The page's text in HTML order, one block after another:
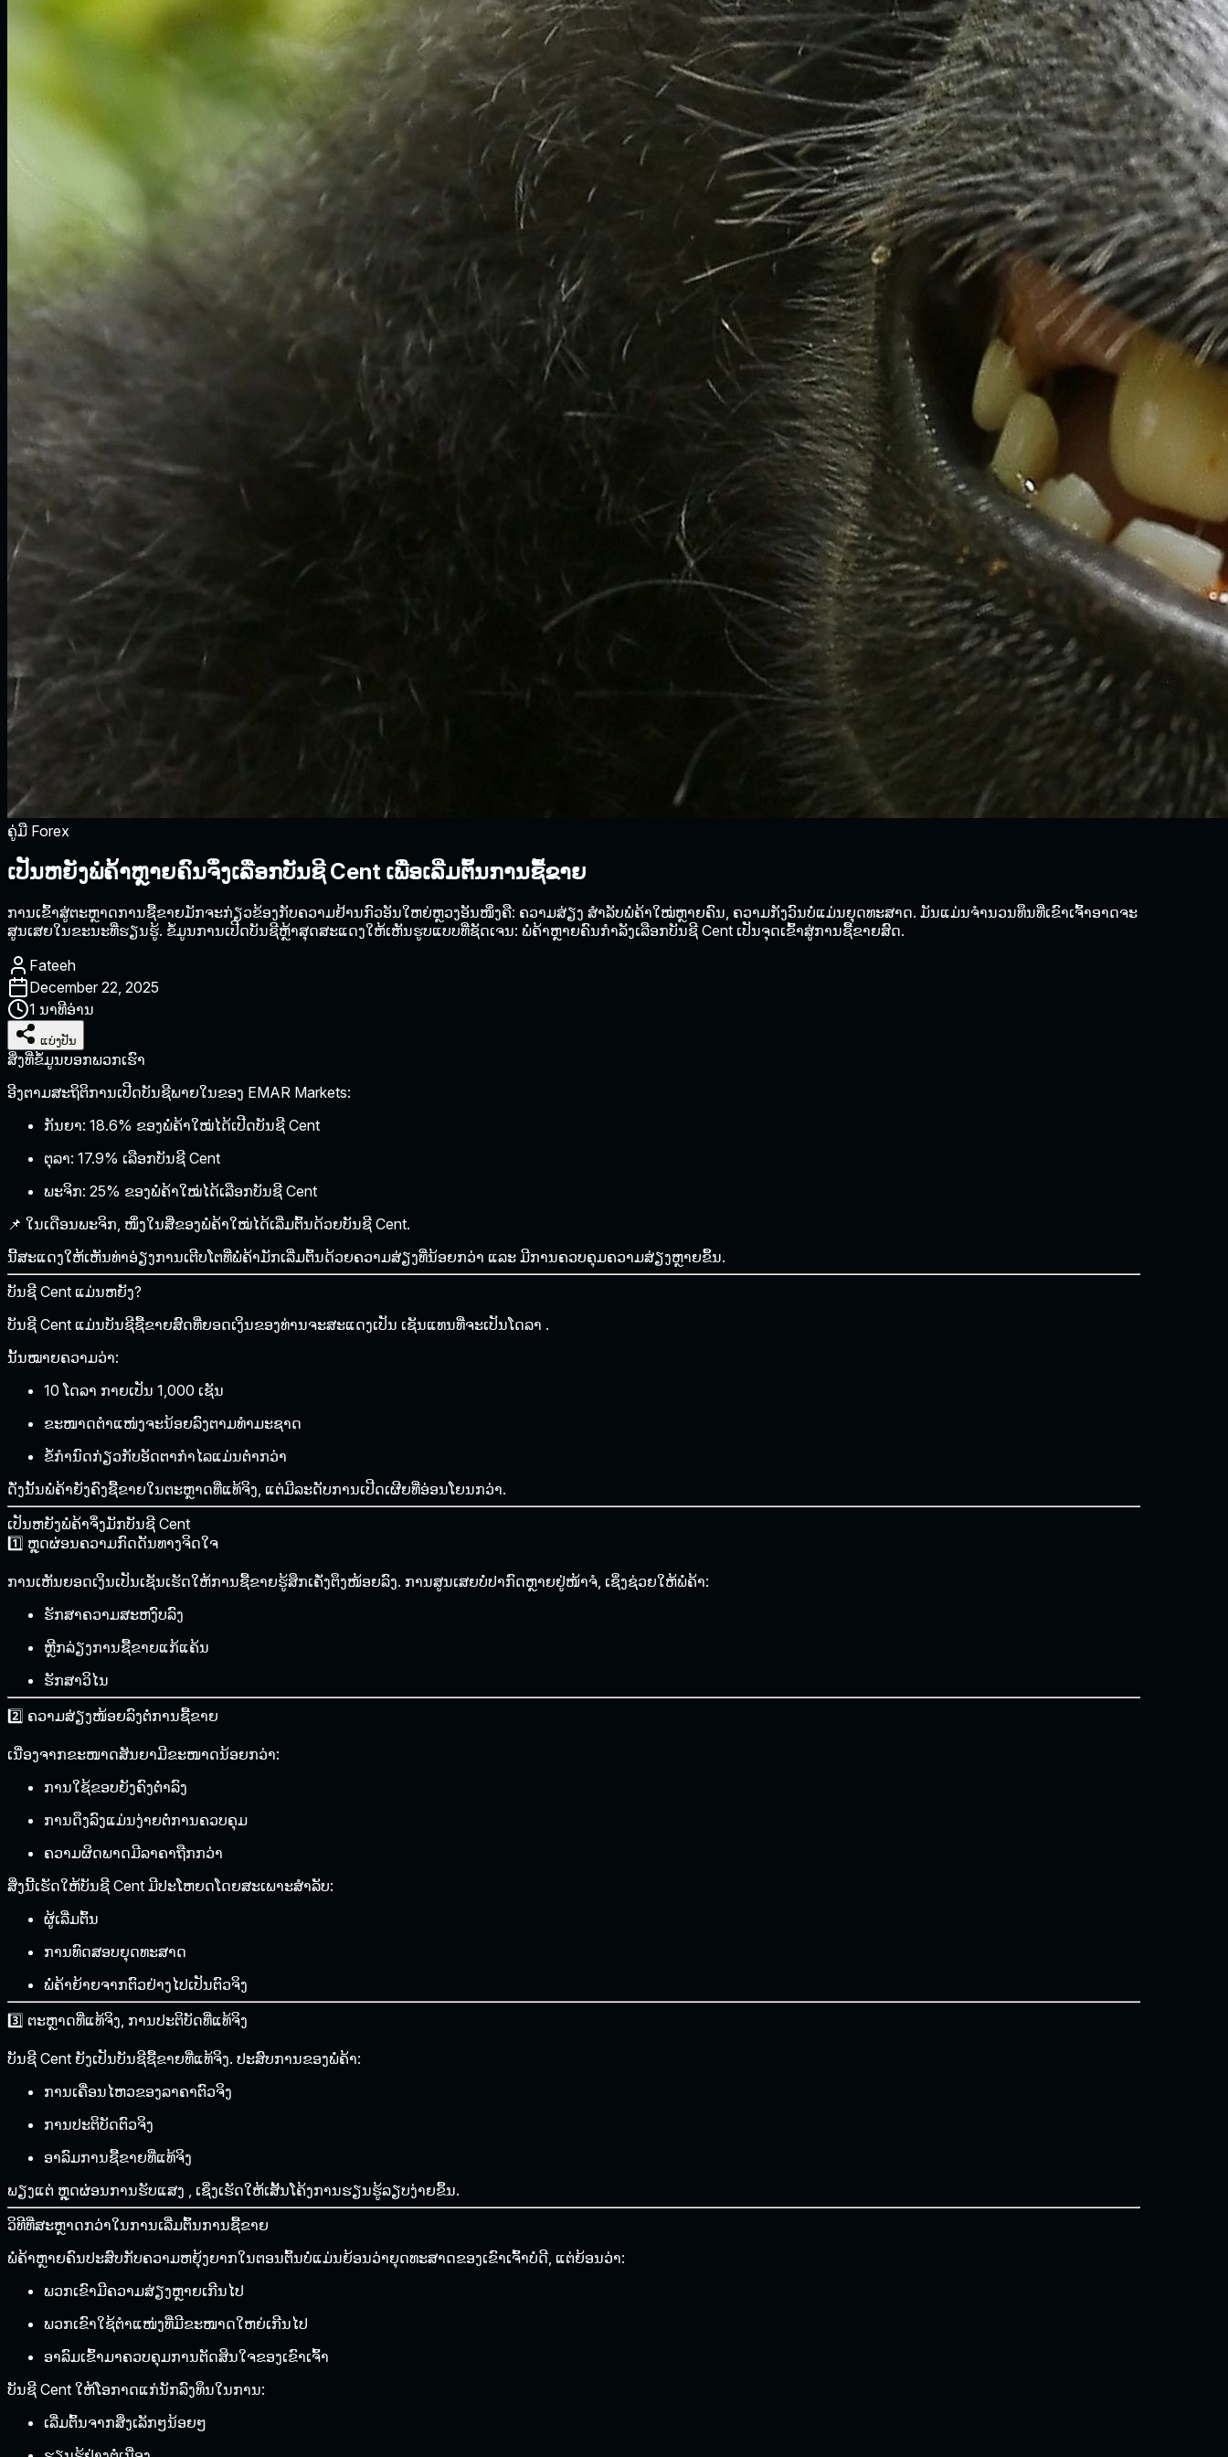
ຄູ່ມື Forex
ເປັນຫຍັງພໍ່ຄ້າຫຼາຍຄົນຈຶ່ງເລືອກບັນຊີ Cent ເພື່ອເລີ່ມຕົ້ນການຊື້ຂາຍ
ການເຂົ້າສູ່ຕະຫຼາດການຊື້ຂາຍມັກຈະກ່ຽວຂ້ອງກັບຄວາມຢ້ານກົວອັນໃຫຍ່ຫຼວງອັນໜຶ່ງຄື: ຄວາມສ່ຽງ ສຳລັບພໍ່ຄ້າໃໝ່ຫຼາຍຄົນ, ຄວາມກັງວົນບໍ່ແມ່ນຍຸດທະສາດ. ມັນແມ່ນຈຳນວນທຶນທີ່ເຂົາເຈົ້າອາດຈະ
ສູນເສຍໃນຂະນະທີ່ຮຽນຮູ້. ຂໍ້ມູນການເປີດບັນຊີຫຼ້າສຸດສະແດງໃຫ້ເຫັນຮູບແບບທີ່ຊັດເຈນ: ພໍ່ຄ້າຫຼາຍຄົນກຳລັງເລືອກບັນຊີ Cent ເປັນຈຸດເຂົ້າສູ່ການຊື້ຂາຍສົດ.
Fateeh
December 22, 2025
1 ນາທີອ່ານ
ແບ່ງປັນ
ສິ່ງທີ່ຂໍ້ມູນບອກພວກເຮົາ
ອີງຕາມສະຖິຕິການເປີດບັນຊີພາຍໃນຂອງ EMAR Markets:
ກັນຍາ: 18.6% ຂອງພໍ່ຄ້າໃໝ່ໄດ້ເປີດບັນຊີ Cent
ຕຸລາ: 17.9% ເລືອກບັນຊີ Cent
ພະຈິກ: 25% ຂອງພໍ່ຄ້າໃໝ່ໄດ້ເລືອກບັນຊີ Cent
📌 ໃນເດືອນພະຈິກ, ໜຶ່ງໃນສີ່ຂອງພໍ່ຄ້າໃໝ່ໄດ້ເລີ່ມຕົ້ນດ້ວຍບັນຊີ Cent.
ນີ້ສະແດງໃຫ້ເຫັນທ່າອ່ຽງການເຕີບໂຕທີ່ພໍ່ຄ້າມັກເລີ່ມຕົ້ນດ້ວຍຄວາມສ່ຽງທີ່ນ້ອຍກວ່າ ແລະ ມີການຄວບຄຸມຄວາມສ່ຽງຫຼາຍຂຶ້ນ.
ບັນຊີ Cent ແມ່ນຫຍັງ?
ບັນຊີ Cent ແມ່ນບັນຊີຊື້ຂາຍສົດທີ່ຍອດເງິນຂອງທ່ານຈະສະແດງເປັນ ເຊັນແທນທີ່ຈະເປັນໂດລາ .
ນັ້ນໝາຍຄວາມວ່າ:
10 ໂດລາ ກາຍເປັນ 1,000 ເຊັນ
ຂະໜາດຕຳແໜ່ງຈະນ້ອຍລົງຕາມທຳມະຊາດ
ຂໍ້ກຳນົດກ່ຽວກັບອັດຕາກຳໄລແມ່ນຕ່ຳກວ່າ
ດັ່ງນັ້ນພໍ່ຄ້າຍັງຄົງຊື້ຂາຍໃນຕະຫຼາດທີ່ແທ້ຈິງ, ແຕ່ມີລະດັບການເປີດເຜີຍທີ່ອ່ອນໂຍນກວ່າ.
ເປັນຫຍັງພໍ່ຄ້າຈຶ່ງມັກບັນຊີ Cent
1️⃣ ຫຼຸດຜ່ອນຄວາມກົດດັນທາງຈິດໃຈ
ການເຫັນຍອດເງິນເປັນເຊັນເຮັດໃຫ້ການຊື້ຂາຍຮູ້ສຶກເຄັ່ງຕຶງໜ້ອຍລົງ. ການສູນເສຍບໍ່ປາກົດຫຼາຍຢູ່ໜ້າຈໍ, ເຊິ່ງຊ່ວຍໃຫ້ພໍ່ຄ້າ:
ຮັກສາຄວາມສະຫງົບລົງ
ຫຼີກລ່ຽງການຊື້ຂາຍແກ້ແຄ້ນ
ຮັກສາວິໄນ
2️⃣ ຄວາມສ່ຽງໜ້ອຍລົງຕໍ່ການຊື້ຂາຍ
ເນື່ອງຈາກຂະໜາດສັນຍາມີຂະໜາດນ້ອຍກວ່າ:
ການໃຊ້ຂອບຍັງຄົງຕໍ່າລົງ
ການດຶງລົງແມ່ນງ່າຍຕໍ່ການຄວບຄຸມ
ຄວາມຜິດພາດມີລາຄາຖືກກວ່າ
ສິ່ງນີ້ເຮັດໃຫ້ບັນຊີ Cent ມີປະໂຫຍດໂດຍສະເພາະສຳລັບ:
ຜູ້ເລີ່ມຕົ້ນ
ການທົດສອບຍຸດທະສາດ
ພໍ່ຄ້າຍ້າຍຈາກຕົວຢ່າງໄປເປັນຕົວຈິງ
3️⃣ ຕະຫຼາດທີ່ແທ້ຈິງ, ການປະຕິບັດທີ່ແທ້ຈິງ
ບັນຊີ Cent ຍັງເປັນບັນຊີຊື້ຂາຍທີ່ແທ້ຈິງ. ປະສົບການຂອງພໍ່ຄ້າ:
ການເຄື່ອນໄຫວຂອງລາຄາຕົວຈິງ
ການປະຕິບັດຕົວຈິງ
ອາລົມການຊື້ຂາຍທີ່ແທ້ຈິງ
ພຽງແຕ່ ຫຼຸດຜ່ອນການຮັບແສງ , ເຊິ່ງເຮັດໃຫ້ເສັ້ນໂຄ້ງການຮຽນຮູ້ລຽບງ່າຍຂຶ້ນ.
ວິທີທີ່ສະຫຼາດກວ່າໃນການເລີ່ມຕົ້ນການຊື້ຂາຍ
ພໍ່ຄ້າຫຼາຍຄົນປະສົບກັບຄວາມຫຍຸ້ງຍາກໃນຕອນຕົ້ນບໍ່ແມ່ນຍ້ອນວ່າຍຸດທະສາດຂອງເຂົາເຈົ້າບໍ່ດີ, ແຕ່ຍ້ອນວ່າ:
ພວກເຂົາມີຄວາມສ່ຽງຫຼາຍເກີນໄປ
ພວກເຂົາໃຊ້ຕຳແໜ່ງທີ່ມີຂະໜາດໃຫຍ່ເກີນໄປ
ອາລົມເຂົ້າມາຄວບຄຸມການຕັດສິນໃຈຂອງເຂົາເຈົ້າ
ບັນຊີ Cent ໃຫ້ໂອກາດແກ່ນັກລົງທຶນໃນການ:
ເລີ່ມຕົ້ນຈາກສິ່ງເລັກໆນ້ອຍໆ